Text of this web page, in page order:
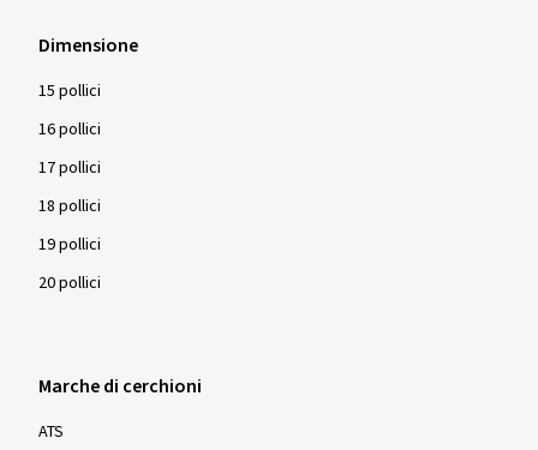
Dimensione
15 pollici
16 pollici
17 pollici
18 pollici
19 pollici
20 pollici
Marche di cerchioni
ATS